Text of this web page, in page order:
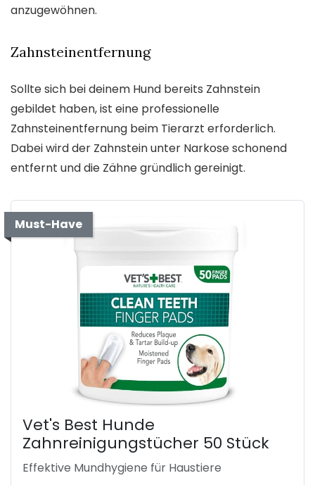
anzugewöhnen.
Zahnsteinentfernung
Sollte sich bei deinem Hund bereits Zahnstein
gebildet haben, ist eine professionelle
Zahnsteinentfernung beim Tierarzt erforderlich.
Dabei wird der Zahnstein unter Narkose schonend
entfernt und die Zähne gründlich gereinigt.
Must-Have
Vet's Best Hunde
Zahnreinigungstücher 50 Stück
Effektive Mundhygiene für Haustiere